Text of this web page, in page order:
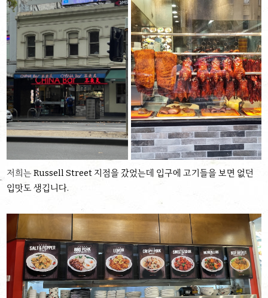
저희는 Russell Street 지점을 갔었는데 입구에 고기들을 보면 없던
입맛도 생깁니다.